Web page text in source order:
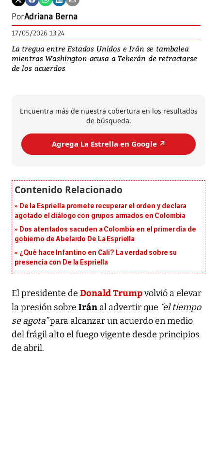
PorAdriana Berna
17/05/2026 13:24
La tregua entre Estados Unidos e Irán se tambalea
mientras Washington acusa a Teherán de retractarse
de los acuerdos
Encuentra más de nuestra cobertura en los resultados
de búsqueda.
Agrega La Estrella en Google ↗️
De la Espriella promete recuperar el orden y declara
agotado el diálogo con grupos armados en Colombia
Dos atentados sacuden a Colombia en el primer día de
gobierno de Abelardo De La Espriella
¿Qué hace Infantino en Cali? La verdad sobre su
presencia con De la Espriella
El presidente de Donald Trumpvolvió a elevar
la presión sobre Irán al advertir que “el tiempo
se agota”para alcanzar un acuerdo en medio
del frágil alto el fuego vigente desde principios
de abril.